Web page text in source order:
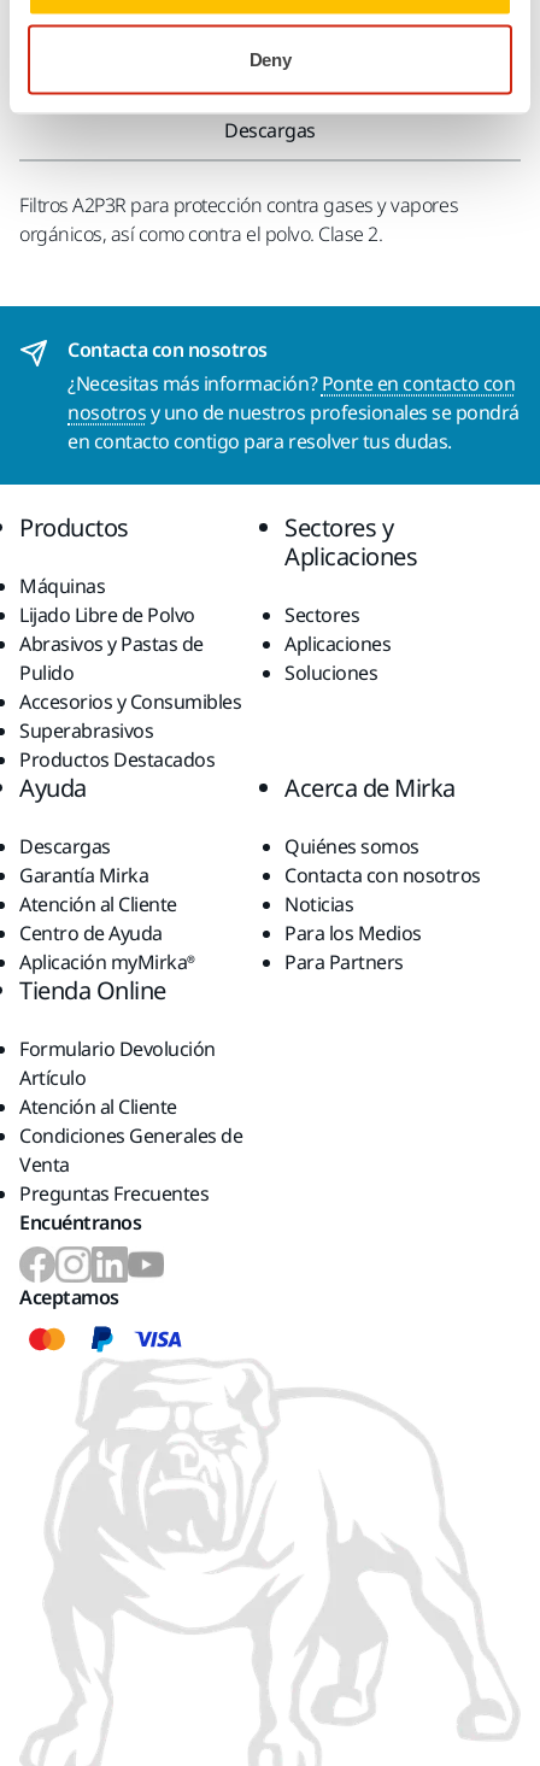
Deny
Información sobre el producto
Especificaciones técnicas
Descargas
Filtros A2P3R para protección contra gases y vapores
orgánicos, así como contra el polvo. Clase 2.
Contacta con nosotros
¿Necesitas más información?Ponte en contacto con
nosotrosy uno de nuestros profesionales se pondrá
en contacto contigo para resolver tus dudas.
Productos
Máquinas
Lijado Libre de Polvo
Abrasivos y Pastas de
Pulido
Accesorios y Consumibles
Superabrasivos
Productos Destacados
Sectores y
Aplicaciones
Sectores
Aplicaciones
Soluciones
Ayuda
Descargas
Garantía Mirka
Atención al Cliente
Centro de Ayuda
Aplicación myMirka®
Acerca de Mirka
Quiénes somos
Contacta con nosotros
Noticias
Para los Medios
Para Partners
Tienda Online
Formulario Devolución
Artículo
Atención al Cliente
Condiciones Generales de
Venta
Preguntas Frecuentes
Encuéntranos
Aceptamos